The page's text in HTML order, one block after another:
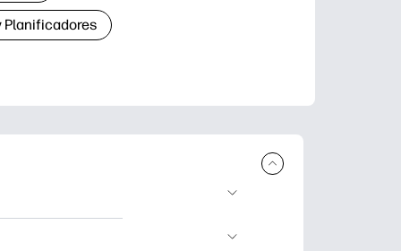
Planificadores